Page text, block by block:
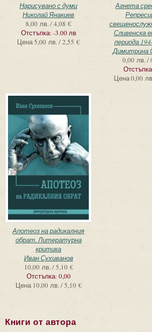
Нарисувано с думи
Николай Янакиев
8,00 лв. / 4,08 €
Отстъпка: -3.00 лв
Цена5,00 лв. / 2,55 €
Агнета
Сливенска
периода
Димитрина
0,00 лв. /
Цена0,00
Апотеоз на радикалния
обрат. Литературна
критика
Иван Сухиванов
10,00 лв. / 5,10 €
Отстъпка: 0,00
Цена 10,00 лв. / 5,10 €
Книги от автора